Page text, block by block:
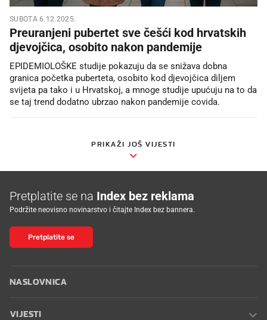
SUBOTA 6.12.2025.
Preuranjeni pubertet sve češći kod hrvatskih
djevojčica, osobito nakon pandemije
EPIDEMIOLOŠKE studije pokazuju da se snižava dobna
granica početka puberteta, osobito kod djevojčica diljem
svijeta pa tako i u Hrvatskoj, a mnoge studije upućuju na to da
se taj trend dodatno ubrzao nakon pandemije covida.
PRIKAŽI JOŠ VIJESTI
Pretplatite se na Index bez reklama
Podržite neovisno novinarstvo i čitajte Index bez bannera.
Pretplatite se
NASLOVNICA
VIJESTI